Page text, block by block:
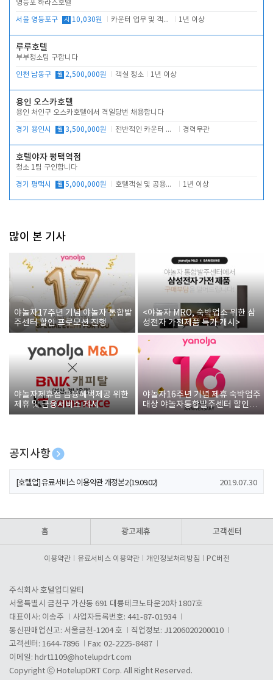
영등포 하라스호텔
서울 영등포구 시 10,030원 카운터 업무 및 객실관리(청소상태 확인, 객실판매) 1년 이상
루루호텔
부부청소팀 구합니다
인천 남동구 월 2,500,000원 객실 청소 1년 이상
용인 오스카호텔
용인 처인구 오스카호텔에서 격일당번 채용합니다
경기 용인시 월 3,500,000원 전반적인 카운터 업무 경력무관
호텔야자 평택역점
청소 1팀 구인합니다
경기 평택시 월 5,000,000원 호텔객실 및 공용시설 청소 관리 1년 이상
많이 본 기사
야놀자17주년 기념 야놀자 통합발
주센터 할인 프로모션 진행
<야놀자 MRO, 숙박업소 위한 삼
성전자 가전제품 특가 개시>
야놀자제휴점 금융혜택제공 위한
제휴 및 금융서비스 게시
야놀자16주년 기념 제휴 숙박업주
대상 야놀자통합발주센터 할인쿠
폰 증정
공지사항
[호텔업] 개인정보 처리방침 개정본1 (19.09.02)
[호텔업] 유료서비스 이용약관 개정본2 (19.09.02) 2019.07.30
홈 광고제휴 고객센터
이용약관 유료서비스 이용약관 개인정보처리방침 PC버전
주식회사 호텔업디알티
서울특별시 금천구 가산동 691 대륭테크노타운20차 1807호
대표이사: 이송주
사업자등록번호: 441-87-01934
통신판매업신고: 서울금천-1204 호
직업정보: J1206020200010
고객센터: 1644-7896
Fax: 02-2225-8487
이메일: hdrt1109@hotelupdrt.com
Copyright ⓒ HotelupDRT Corp. All Right Reserved.